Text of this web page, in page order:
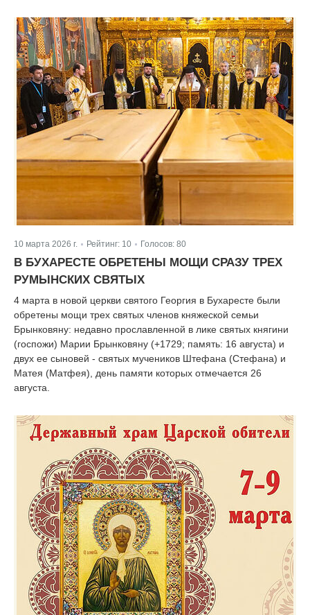
10 марта 2026 г. | Рейтинг: 10 Голосов: 80
В БУХАРЕСТЕ ОБРЕТЕНЫ МОЩИ СРАЗУ ТРЕХ
РУМЫНСКИХ СВЯТЫХ
4 марта в новой церкви святого Георгия в Бухаресте были
обретены мощи трех святых членов княжеской семьи
Брынковяну: недавно прославленной в лике святых княгини
(госпожи) Марии Брынковяну (+1729; память: 16 августа) и
двух ее сыновей - святых мучеников Штефана (Стефана) и
Матея (Матфея), день памяти которых отмечается 26
августа.